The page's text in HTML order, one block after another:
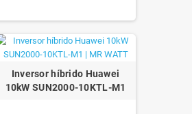
Inversor híbrido Huawei
10kW SUN2000-10KTL-M1